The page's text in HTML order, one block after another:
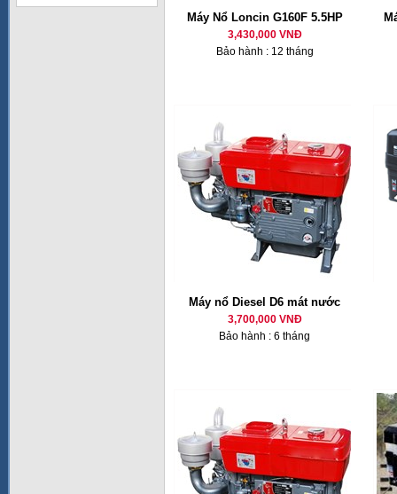
Máy Nổ Loncin G160F 5.5HP
3,430,000 VNĐ
Bảo hành : 12 tháng
Máy nổ Diesel D6 mát nước
3,700,000 VNĐ
Bảo hành : 6 tháng